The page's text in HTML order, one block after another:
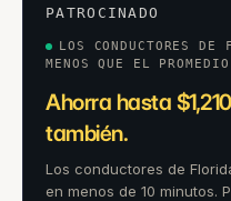
PATROCINADO
LOS CONDUCTORES DE
MENOS QUE EL
Ahorra hasta
también.
Los conductores de
en menos de 10 minutos.